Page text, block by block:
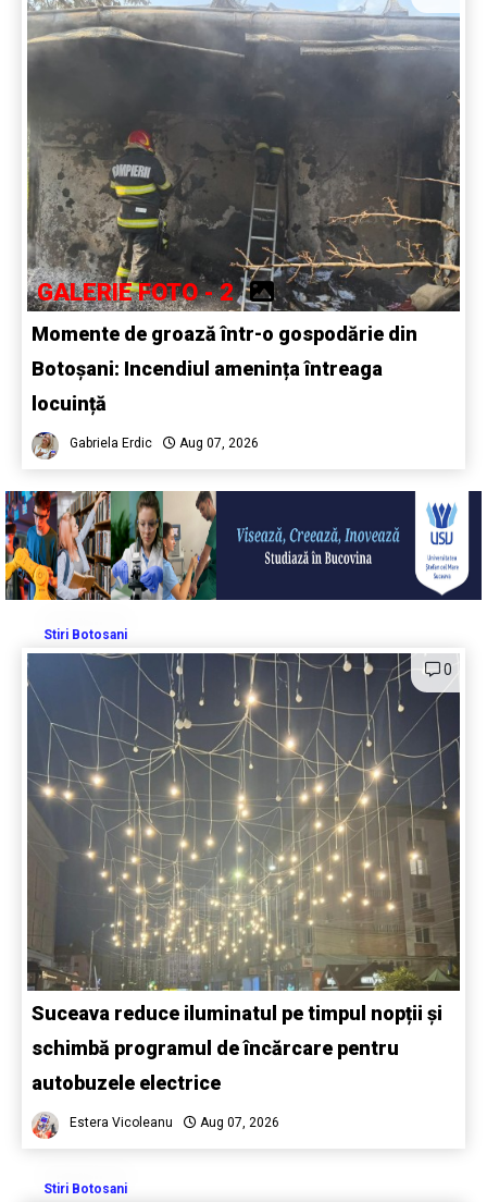
GALERIE FOTO - 2
Momente de groază într-o gospodărie din
Botoșani: Incendiul amenința întreaga
locuință
Gabriela Erdic Aug 07, 2026
Stiri Botosani
0
Suceava reduce iluminatul pe timpul nopții și
schimbă programul de încărcare pentru
autobuzele electrice
Estera Vicoleanu Aug 07, 2026
Stiri Botosani